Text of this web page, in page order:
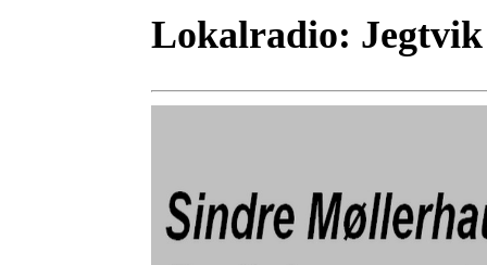
Lokalradio: